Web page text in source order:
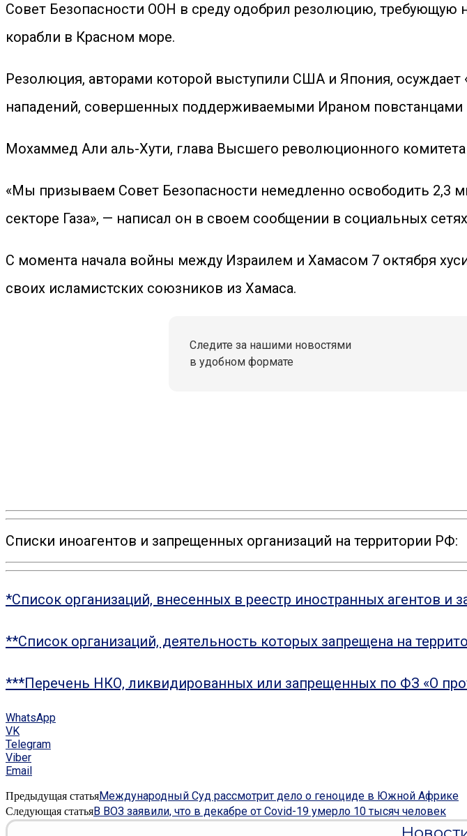
Совет Безопасности ООН в среду одобрил резолюцию, требующую
корабли в Красном море.
Резолюция, авторами которой выступили США и Япония,
нападений, совершенных поддерживаемыми Ираном повстанцами
Мохаммед Али аль-Хути, глава Высшего революционного
«Мы призываем Совет Безопасности немедленно освободить 2,3
секторе Газа», — написал он в своем сообщении в социальных
С момента начала войны между Израилем и Хамасом 7 октября
своих исламистских союзников из Хамаса.
Следите за нашими новостями
в удобном формате
Списки иноагентов и запрещенных организаций на территории РФ:
*Список организаций, внесенных в реестр иностранных агентов
**Список организаций, деятельность которых запрещена на
***Перечень НКО, ликвидированных или запрещенных по ФЗ «О
WhatsApp
VK
Telegram
Viber
Email
Предыдущая статьяМеждународный Суд рассмотрит дело о геноциде в Южной Африке
Следующая статьяВ ВОЗ заявили, что в декабре от Covid-19 умерло 10 тысяч человек